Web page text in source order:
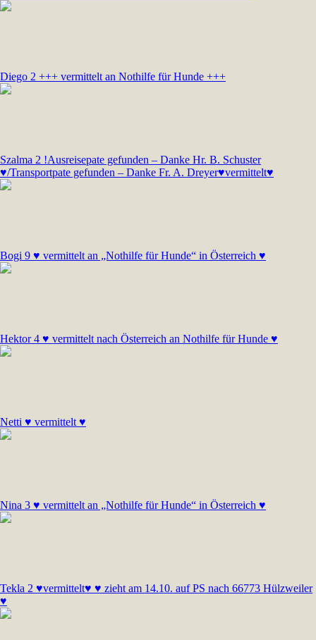
Diego 2 +++ vermittelt an Nothilfe für Hunde +++
Szalma 2 !Ausreisepate gefunden – Danke Hr. B. Schuster
♥/Transportpate gefunden – Danke Fr. A. Dreyer♥vermittelt♥
Bogi 9 ♥ vermittelt an „Nothilfe für Hunde“ in Österreich ♥
Hektor 4 ♥ vermittelt nach Österreich an Nothilfe für Hunde ♥
Netti ♥ vermittelt ♥
Nina 3 ♥ vermittelt an „Nothilfe für Hunde“ in Österreich ♥
Tekla 2 ♥vermittelt♥ ♥ zieht am 14.10. auf PS nach 66773 Hülzweiler
♥